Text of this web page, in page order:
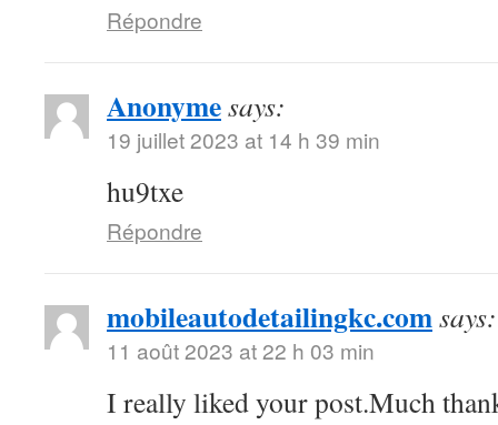
Répondre
Anonymesays:
19 juillet 2023 at 14 h 39 min
hu9txe
Répondre
mobileautodetailingkc.comsays:
11 août 2023 at 22 h 03 min
I really liked your post.Much